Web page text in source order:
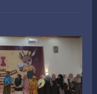
Demokrat Sumbar
MTQ Nasional ke-50 Tingkat Kec. Sungai Limau
SUMATERA BARAT